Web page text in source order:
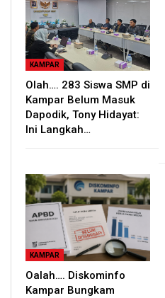
KAMPAR
Olah…. 283 Siswa SMP di
Kampar Belum Masuk
Dapodik, Tony Hidayat:
Ini Langkah…
KAMPAR
Oalah…. Diskominfo
Kampar Bungkam